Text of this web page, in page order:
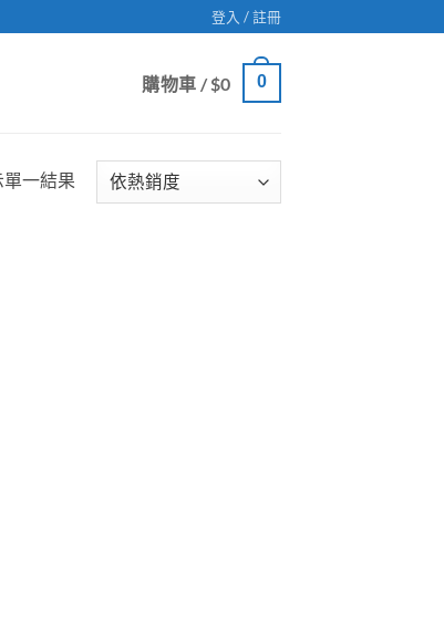
登入 / 註冊
購物車 /$0 0
單一結果